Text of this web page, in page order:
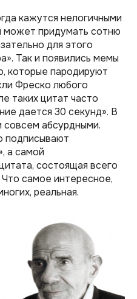
кажутся нелогичными
придумать сотню
для этого
Так и появились мемы
которые пародируют
Фреско любого
таких цитат часто
дается 30 секунд». В
абсурдными.
подписывают
а самой
состоящая всего
самое интересное,
реальная.